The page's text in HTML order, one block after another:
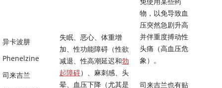
异卡波肼
Phenelzine
司来吉兰
失眠、恶心、体重增
加、性功能障碍（性欲
减退、性高潮延迟和勃
起障碍）、麻刺感、头
晕、血压下降（尤其是
物，以免导致血
压突然急剧升高
并伴重度搏动性
头痛（高血压危
象）。
司来吉兰也有贴